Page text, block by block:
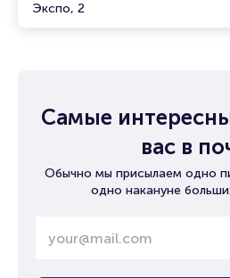
Экспо, 2
Самые
вас в
Обычно мы присылаем одно
одно накануне